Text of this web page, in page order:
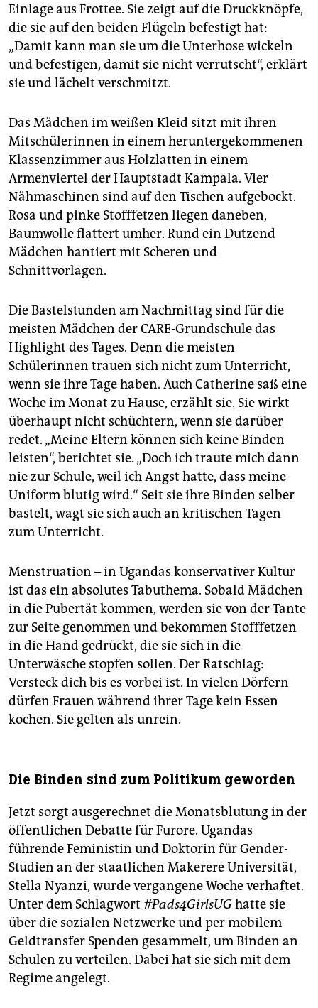
Einlage aus Frottee. Sie zeigt auf die Druckknöpfe,
die sie auf den beiden Flügeln befestigt hat:
„Damit kann man sie um die Unterhose wickeln
und befestigen, damit sie nicht verrutscht“, erklärt
sie und lächelt verschmitzt.
Das Mädchen im weißen Kleid sitzt mit ihren
Mitschülerinnen in einem heruntergekommenen
Klassenzimmer aus Holzlatten in einem
Armenviertel der Hauptstadt Kampala. Vier
Nähmaschinen sind auf den Tischen aufgebockt.
Rosa und pinke Stofffetzen liegen daneben,
Baumwolle flattert umher. Rund ein Dutzend
Mädchen hantiert mit Scheren und
Schnittvorlagen.
Die Bastelstunden am Nachmittag sind für die
meisten Mädchen der CARE-Grundschule das
Highlight des Tages. Denn die meisten
Schülerinnen trauen sich nicht zum Unterricht,
wenn sie ihre Tage haben. Auch Catherine saß eine
Woche im Monat zu Hause, erzählt sie. Sie wirkt
überhaupt nicht schüchtern, wenn sie darüber
redet. „Meine Eltern können sich keine Binden
leisten“, berichtet sie. „Doch ich traute mich dann
nie zur Schule, weil ich Angst hatte, dass meine
Uniform blutig wird.“ Seit sie ihre Binden selber
bastelt, wagt sie sich auch an kritischen Tagen
zum Unterricht.
Menstruation – in Ugandas konservativer Kultur
ist das ein absolutes Tabuthema. Sobald Mädchen
in die Pubertät kommen, werden sie von der Tante
zur Seite genommen und bekommen Stofffetzen
in die Hand gedrückt, die sie sich in die
Unterwäsche stopfen sollen. Der Ratschlag:
Versteck dich bis es vorbei ist. In vielen Dörfern
dürfen Frauen während ihrer Tage kein Essen
kochen. Sie gelten als unrein.
Die Binden sind zum Politikum geworden
Jetzt sorgt ausgerechnet die Monatsblutung in der
öffentlichen Debatte für Furore. Ugandas
führende Feministin und Doktorin für Gender-
Studien an der staatlichen Makerere Universität,
Stella Nyanzi, wurde vergangene Woche verhaftet.
Unter dem Schlagwort #Pads4GirlsUGhatte sie
über die sozialen Netzwerke und per mobilem
Geldtransfer Spenden gesammelt, um Binden an
Schulen zu verteilen. Dabei hat sie sich mit dem
Regime angelegt.